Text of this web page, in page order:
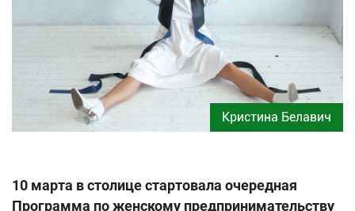
Кристина Белавич
10 марта в столице стартовала очередная
Программа по женскому предпринимательству